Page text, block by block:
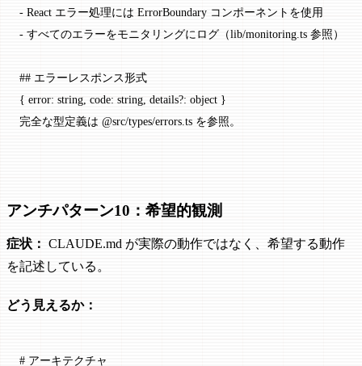
- React エラー処理には ErrorBoundary コンポーネントを使用
- すべてのエラーをモニタリングにログ（lib/monitoring.ts 参照）
## エラーレスポンス形式
{ error: string, code: string, details?: object }
完全な型定義は @src/types/errors.ts を参照。
アンチパターン10：希望的観測
症状： CLAUDE.md が実際の動作ではなく、希望する動作
を記述している。
どう見えるか：
# アーキテクチャ